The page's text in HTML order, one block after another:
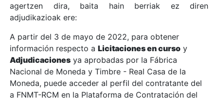
Erakutsi/Ezkutatu
Erakutsi/Ezkutatu
Erakutsi/Ezkutatu
agertzen dira, baita hain berriak ez diren
adjudikazioak ere:
A partir del 3 de mayo de 2022, para obtener
información respecto a Licitaciones en curso y
Adjudicaciones ya aprobadas por la Fábrica
Nacional de Moneda y Timbre - Real Casa de la
Moneda, puede acceder al perfil del contratante del
a FNMT-RCM en la Plataforma de Contratación del